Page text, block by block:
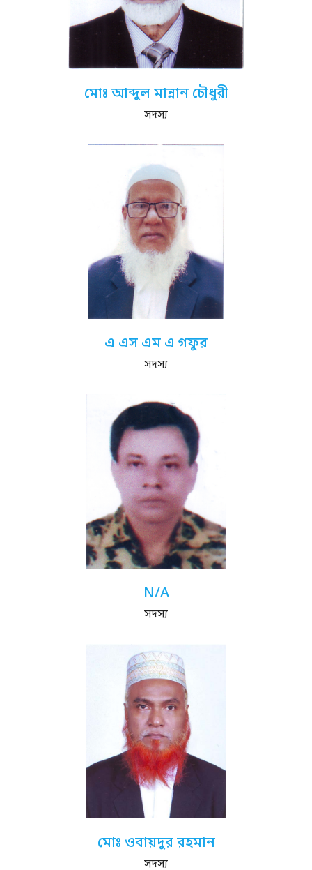
মোঃ আব্দুল মান্নান চৌধুরী
সদস্য
এ এস এম এ গফুর
সদস্য
N/A
সদস্য
মোঃ ওবায়দুর রহমান
সদস্য